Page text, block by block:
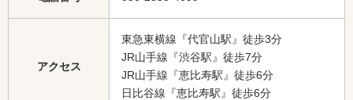
アクセス
東急東横線『代官山駅』徒歩3分
JR山手線『渋谷駅』徒歩7分
JR山手線『恵比寿駅』徒歩6分
日比谷線『恵比寿駅』徒歩6分